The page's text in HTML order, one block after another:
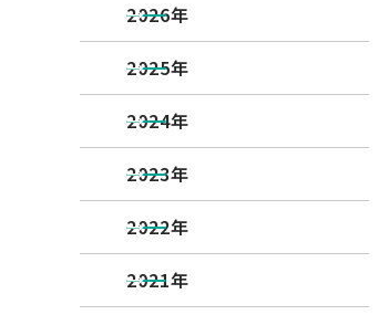
2026年
2025年
2024年
2023年
2022年
2021年